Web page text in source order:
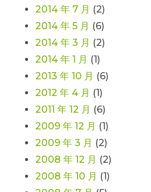
2014 年 7 月 (2)
2014 年 5 月 (6)
2014 年 3 月 (2)
2014 年 1 月 (1)
2013 年 10 月 (6)
2012 年 4 月 (1)
2011 年 12 月 (6)
2009 年 12 月 (1)
2009 年 3 月 (2)
2008 年 12 月 (2)
2008 年 10 月 (1)